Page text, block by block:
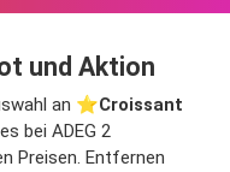
und Aktion
an ⭐️Croissant
bei ADEG 2
Preisen. Entfernen